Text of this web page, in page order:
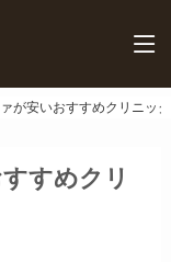
が安いおすすめクリニッ
すめクリ